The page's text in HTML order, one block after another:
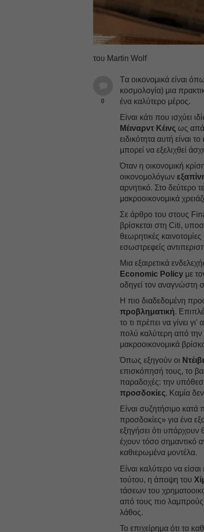
του Martin Wolf
0
Tα οικονομικά είναι
κοσμολογία) μια
ένα καλύτερο μέρος.
Είναι κάτι που ισχύει
Μέιναρντ Κέινς ως
ειδικότητα αυτή είναι
μπορεί να εξελιχθεί
Όταν η οικονομική
οικονομολόγων
αρνητικό. Στο δεύτερο
μακροοικονομικά
Σε άρθρο του στους
βρίσκεται στη Citi,
θεωρητικές
εσωστρεφείς
Μια εξαιρετικά
Economic Policy με
οδηγεί τον αναγνώστη
Η πιο διαδεδομένη
προβληματική.
το τι πρέπει να γίνει
πολύ καλύτερη από την
μακροοικονομικά
Όπως εξηγούν οι
επισκόπησή τους, το
παραδοχές: την
προσδοκίες. Καμία
Είναι συζητήσιμο
προσδοκίες» για ένα
εξηγήσει ότι υπάρχουν
έχουν τόσο σημαντικό
καθιερωμένα μοντέλα.
Είναι καλύτερο να
τούτου, η άποψη του
τάσεων του
από τους πιο λαμπρούς
λάθος.
Το επιχείρημα ότι το